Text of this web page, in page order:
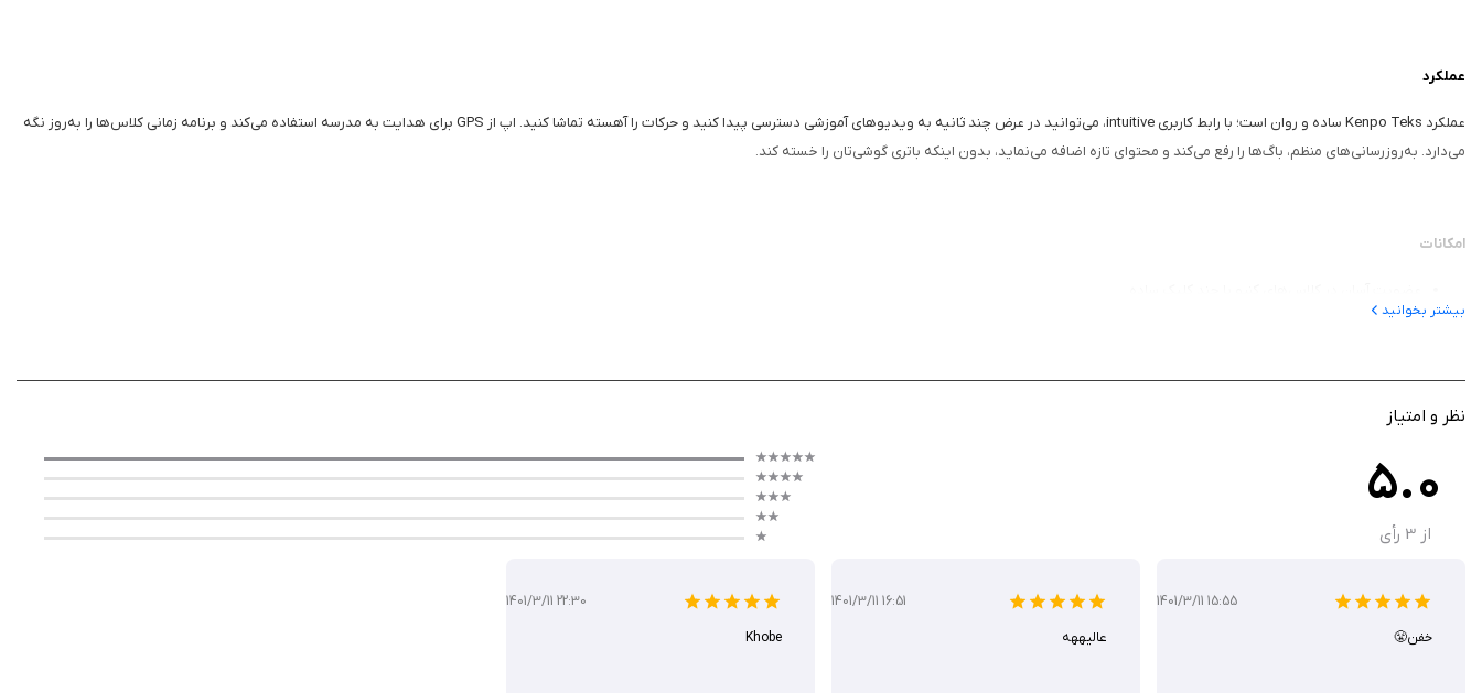
عملکرد
عملکرد Kenpo Teks ساده و روان است؛ با رابط کاربری intuitive، می‌توانید در عرض چند ثانیه به ویدیوهای آموزشی دسترسی پیدا کنید و حرکات را آهسته تماشا کنید. اپ از GPS برای هدایت به مدرسه استفاده می‌کند و برنامه زمانی کلاس‌ها را به‌روز نگه
می‌دارد. به‌روزرسانی‌های منظم، باگ‌ها را رفع می‌کند و محتوای تازه اضافه می‌نماید، بدون اینکه باتری گوشی‌تان را خسته کند.
امکانات
دسترسی به ویدیوهای آموزشی تکنیک‌ها و تمرینات
مشاهده برنامه زمانی کلاس‌ها به‌صورت real-time
سفارش آنلاین تجهیزات، یونیفرم و لوازم جانبی
تماس سریع با مدرسه برای مشاوره یا سؤالات
و اعتمادبه‌نفس تازه‌ای به شما می‌دهد. در اپ استور، این برنامه با قیمت ۱ دلار عرضه می‌شود، شما می‌توانید آن را از سیب ایرانی به صورت رایگان دانلود کنید.
بیشتر بخوانید
نظر و امتیاز
5.0
از3 رأی
1401/3/11 15:55
خفن😤
1401/3/11 16:51
عالیههه
1401/3/11 22:30
Khobe